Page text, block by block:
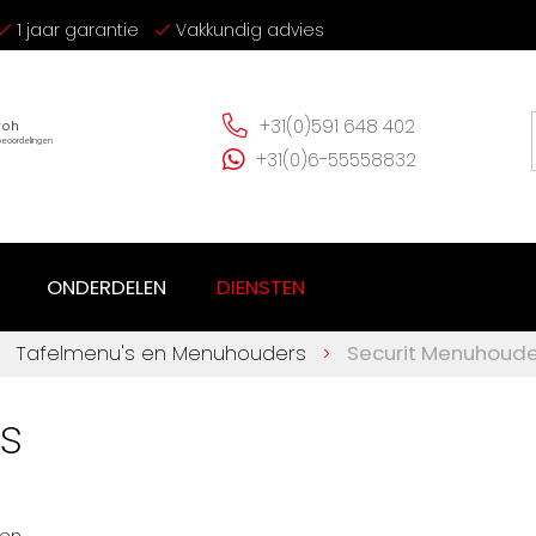
1 jaar garantie Vakkundig advies
+31(0)591 648 402
+31(0)6-55558832
ONDERDELEN DIENSTEN
Tafelmenu's en Menuhouders Securit